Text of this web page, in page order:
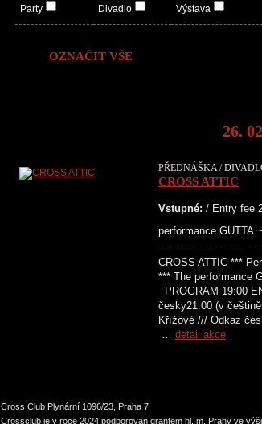
Party
Divadlo
Výstava
OZNAČIT VŠE
26.
PŘEDNÁŠKA /
CROSS ATTIC
Vstupné: / Entry fee
performance GUTTA
CROSS ATTIC ***
*** The performance
PROGRAM 19:00
česky21:00 (v
Křížové /// Odkaz
… detail akce
Cross Club Plynární 1096/23, Praha 7
Crossclub je v roce 2024 podporován grantem hl. m. Prahy ve